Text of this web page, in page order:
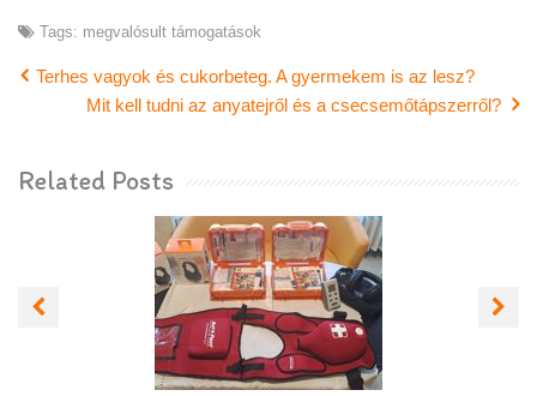
Tags: megvalósult támogatások
Terhes vagyok és cukorbeteg. A gyermekem is az lesz?
Mit kell tudni az anyatejről és a csecsemőtápszerről?
Related Posts
TÁMOGATÁS
SZENTENDRE
ISKOLA-
EGÉSZSÉGÜGYI
SZOLGÁLATA
RÉSZÉRE